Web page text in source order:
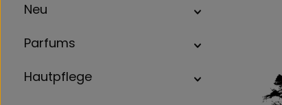
Neu
Parfums
Hautpflege